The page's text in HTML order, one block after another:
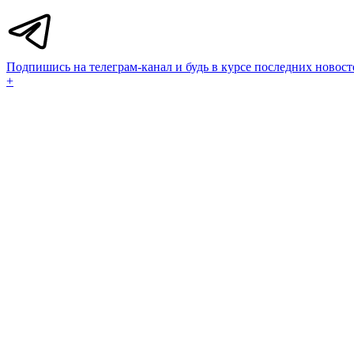
Подпишись на телеграм-канал и будь в курсе последних
+